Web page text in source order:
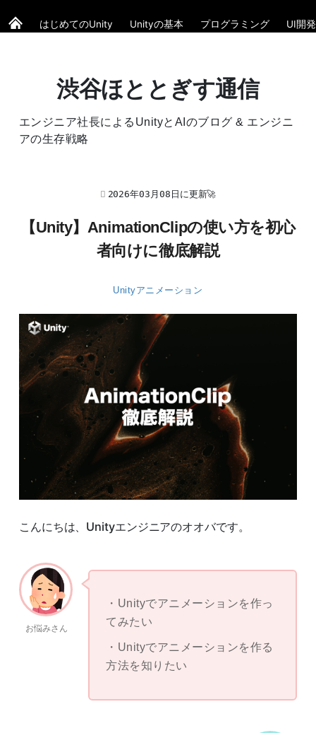
はじめてのUnity Unityの基本 プログラミング UI開発
渋谷ほととぎす通信
エンジニア社長によるUnityとAIのブログ & エンジニ
アの生存戦略
2026年03月08日に更新🚀
【Unity】AnimationClipの使い方を初心
者向けに徹底解説
Unityアニメーション
こんにちは、Unityエンジニアのオオバです。
お悩みさん
Unityでアニメーションを作っ
てみたい
Unityでアニメーションを作る
方法を知りたい